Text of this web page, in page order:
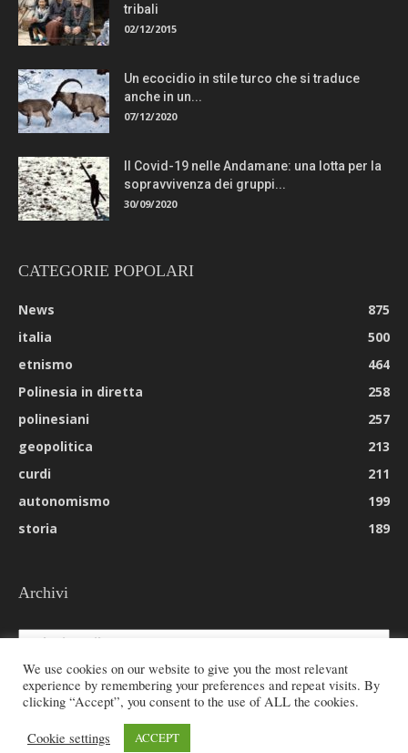
tribali
02/12/2015
Un ecocidio in stile turco che si traduce
anche in un...
07/12/2020
Il Covid-19 nelle Andamane: una lotta per la
sopravvivenza dei gruppi...
30/09/2020
CATEGORIE POPOLARI
News
875
italia
500
etnismo
464
Polinesia in diretta
258
polinesiani
257
geopolitica
213
curdi
211
autonomismo
199
storia
189
Archivi
Archivi
© 2026 All rights reserved - Etnie -
We use cookies on our website to give you the most relevant
experience by remembering your preferences and repeat visits. By
clicking “Accept”, you consent to the use of ALL the cookies.
Cookie settings ACCEPT